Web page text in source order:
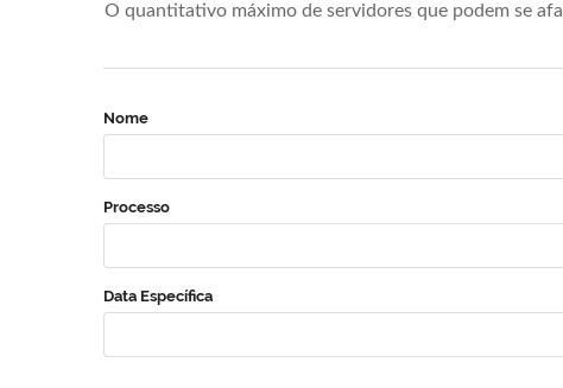
O quantitativo máximo de servidores que podem se
Nome
Processo
Data Específica